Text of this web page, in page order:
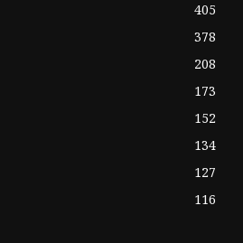
405
378
208
173
152
134
127
116